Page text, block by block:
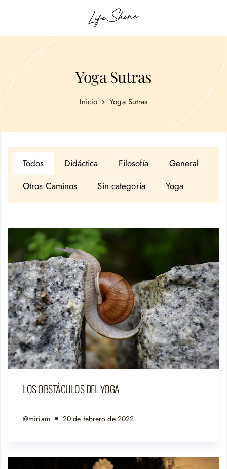
Yoga Sutras
Inicio Yoga Sutras
Todos Didáctica Filosofía
General
Otros Caminos
Sin categoría Yoga
LOS OBSTÁCULOS DEL YOGA
@miriam 20 de febrero de 2022